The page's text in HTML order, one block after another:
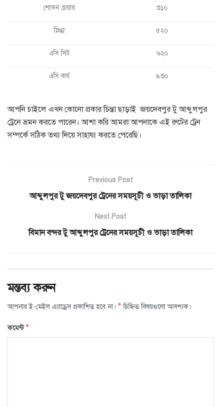
শোভন চেয়ার ৩১০
স্নিগ্ধা ৫২০
এসি সিট ৬২০
এসি বার্থ ৯৩০
আপনি চাইলে এখন কোনো প্রকার চিন্তা ছাড়াই জয়দেবপুর টু আব্দুলপুর
ট্রেনে ভ্রমন করতে পারেন। আশা করি আমরা আপনাকে এই রুটের ট্রেন
সম্পর্কে সঠিক তথ্য দিয়ে সাহায্য করতে পেরেছি।
Previous Post
আব্দুলপুর টু জয়দেবপুর ট্রেনের সময়সূচী ও ভাড়া তালিকা
Next Post
বিমান বন্দর টু আব্দুলপুর ট্রেনের সময়সূচী ও ভাড়া তালিকা
মন্তব্য করুন
আপনার ই-মেইল এ্যাড্রেস প্রকাশিত হবে না। * চিহ্নিত বিষয়গুলো আবশ্যক।
কমেন্ট*